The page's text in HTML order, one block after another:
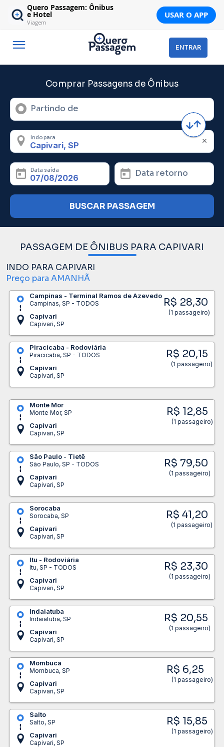
Quero Passagem: Ônibus
e Hotel
Viagem
USAR O APP
ENTRAR
Comprar Passagens de Ônibus
Partindo de
Indo para
Data saída Data retorno
BUSCAR PASSAGEM
PASSAGEM DE ÔNIBUS PARA CAPIVARI
INDO PARA CAPIVARI
Preço para AMANHÃ
Campinas - Terminal Ramos de Azevedo
Campinas, SP - TODOS
Capivari
Capivari, SP
R$ 28,30
(1 passageiro)
Piracicaba - Rodoviária
Piracicaba, SP - TODOS
Capivari
Capivari, SP
R$ 20,15
(1 passageiro)
Monte Mor
Monte Mor, SP
Capivari
Capivari, SP
R$ 12,85
(1 passageiro)
São Paulo - Tietê
São Paulo, SP - TODOS
Capivari
Capivari, SP
R$ 79,50
(1 passageiro)
Sorocaba
Sorocaba, SP
Capivari
Capivari, SP
R$ 41,20
(1 passageiro)
Itu - Rodoviária
Itu, SP - TODOS
Capivari
Capivari, SP
R$ 23,30
(1 passageiro)
Indaiatuba
Indaiatuba, SP
Capivari
Capivari, SP
R$ 20,55
(1 passageiro)
Mombuca
Mombuca, SP
Capivari
Capivari, SP
R$ 6,25
(1 passageiro)
Salto
Salto, SP
Capivari
Capivari, SP
R$ 15,85
(1 passageiro)